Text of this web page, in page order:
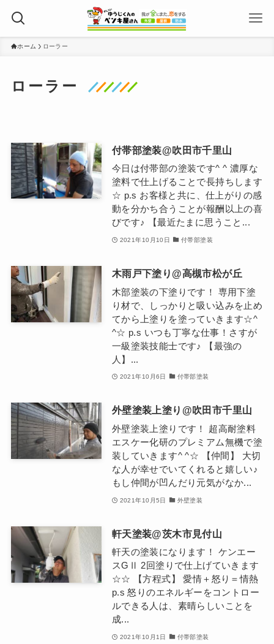
ホーム ローラー
ローラー
付帯部塗装@吹田市千里山
今日は付帯部の塗装です^ ^ 濃厚な
塗料で仕上げることで長持ちします
☆ p.s お客様と共に、仕上がりの感
動を分かち合うことが報酬以上の喜
びです♪ 【最近たまに思うこと...
2021年10月10日 付帯部塗装
木雨戸下塗り@高槻市松が丘
木部塗装の下塗りです！ 専用下塗
り材で、しっかりと吸い込みを止め
てから上塗りを塗っていきます☆^
^☆ p.s いつも丁寧な仕事！さすが
一級塗装技能士です♪ 【最強の
人】...
2021年10月6日 付帯部塗装
外壁塗装上塗り@吹田市千里山
外壁塗装上塗りです！ 超高耐塗料
エスケー化研のプレミアム無機で塗
装していきます^ ^☆ 【仲間】 大切
な人が幸せでいてくれると嬉しい♪
もし仲間が凹んだり元気がなか...
2021年10月5日 外壁塗装
軒天塗装@茨木市見付山
軒天の塗装になります！ ケンエー
スGⅡ 2回塗りで仕上げていきます
☆☆ 【方程式】 愛情＋怒り＝情熱
p.s 怒りのエネルギーをコントロー
ルできる人は、素晴らしいことを
成...
2021年10月1日 付帯部塗装